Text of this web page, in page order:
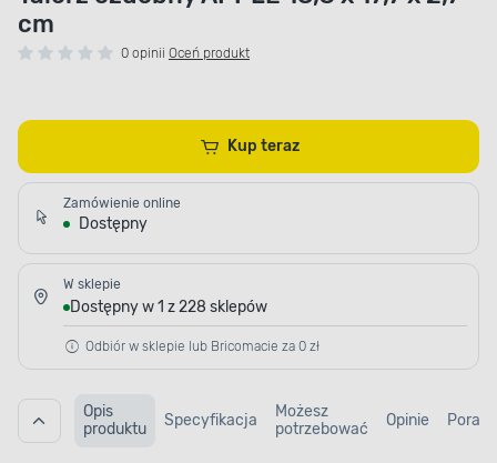
cm
0 opinii Oceń produkt
Kup teraz
Zamówienie online
Dostępny
W sklepie
Dostępny w 1 z 228 sklepów
Odbiór w sklepie lub Bricomacie za 0 zł
Opis
produktu
Specyfikacja
Możesz
potrzebować
Opinie Porady